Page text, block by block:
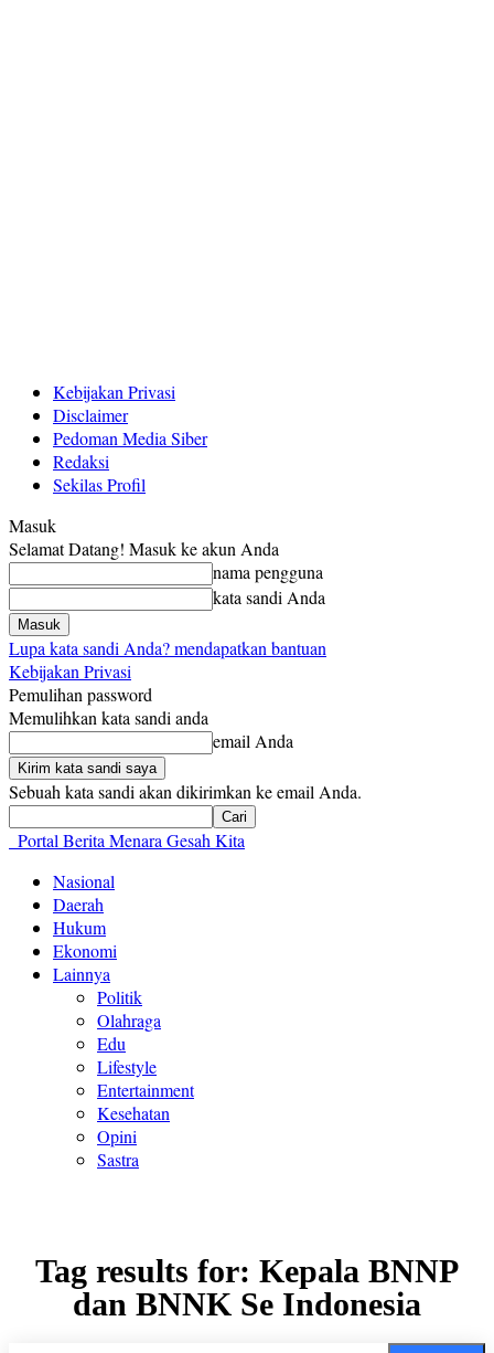
Kebijakan Privasi
Disclaimer
Pedoman Media Siber
Redaksi
Sekilas Profil
Masuk
Selamat Datang! Masuk ke akun Anda
nama pengguna
kata sandi Anda
Lupa kata sandi Anda? mendapatkan bantuan
Kebijakan Privasi
Pemulihan password
Memulihkan kata sandi anda
email Anda
Sebuah kata sandi akan dikirimkan ke email Anda.
Portal Berita Menara Gesah Kita
Nasional
Daerah
Hukum
Ekonomi
Lainnya
Politik
Olahraga
Edu
Lifestyle
Entertainment
Kesehatan
Opini
Sastra
Tag results for: Kepala BNNP
dan BNNK Se Indonesia